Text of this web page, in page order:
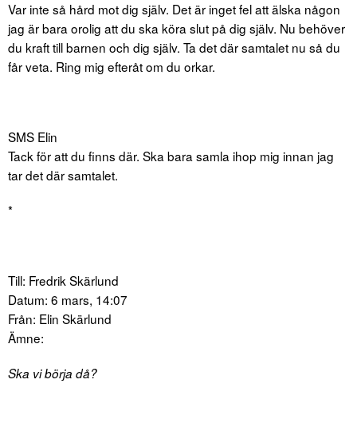
Var inte så hård mot dig själv. Det är inget fel att älska någon
jag är bara orolig att du ska köra slut på dig själv. Nu behöver
du kraft till barnen och dig själv. Ta det där samtalet nu så du
får veta. Ring mig efteråt om du orkar.
SMS Elin
Tack för att du finns där. Ska bara samla ihop mig innan jag
tar det där samtalet.
*
Till: Fredrik Skärlund
Datum: 6 mars, 14:07
Från: Elin Skärlund
Ämne:
Ska vi börja då?